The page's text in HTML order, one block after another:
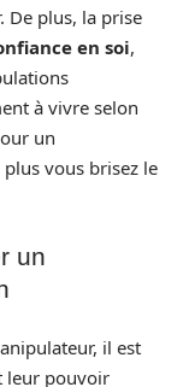
De plus, la prise
en soi,
à vivre selon
un
vous brisez le
un
il est
leur pouvoir